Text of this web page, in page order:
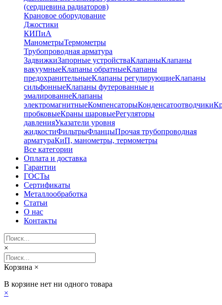
(сердцевина радиаторов)
Крановое оборудование
Джостики
КИПиА
МанометрыТермометры
Трубопроводная арматура
ЗадвижкиЗапорные устройстваКлапаныКлапаны
вакуумныеКлапаны обратныеКлапаны
предохранительныеКлапаны регулирующиеКлапаны
сильфонныеКлапаны футерованные и
эмалированнеКлапаны
электромагнитныеКомпенсаторыКонденсатоотводчики
пробковыеКраны шаровыеРегуляторы
давленияУказатели уровня
жидкостиФильтрыФланцыПрочая трубопроводная
арматураКиП, манометры, термометры
Все категории
Оплата и доставка
Гарантии
ГОСТы
Сертификаты
Металлообработка
Статьи
О нас
Контакты
×
Корзина ×
В корзине нет ни одного товара
×